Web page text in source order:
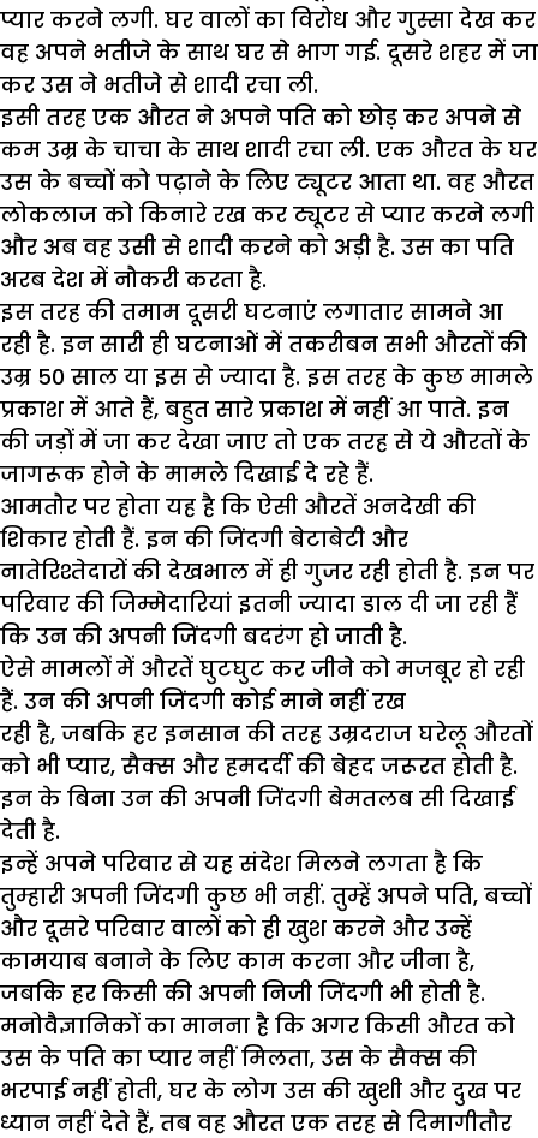
प्यार करने लगी. घर वालों का विरोध और गुस्सा देख कर
वह अपने भतीजे के साथ घर से भाग गई. दूसरे शहर में जा
कर उस ने भतीजे से शादी रचा ली.
इसी तरह एक औरत ने अपने पति को छोड़ कर अपने से
कम उम्र के चाचा के साथ शादी रचा ली. एक औरत के घर
उस के बच्चों को पढ़ाने के लिए ट्यूटर आता था. वह औरत
लोकलाज को किनारे रख कर ट्यूटर से प्यार करने लगी
और अब वह उसी से शादी करने को अड़ी है. उस का पति
अरब देश में नौकरी करता है.
इस तरह की तमाम दूसरी घटनाएं लगातार सामने आ
रही है. इन सारी ही घटनाओं में तकरीबन सभी औरतों की
उम्र 50 साल या इस से ज्यादा है. इस तरह के कुछ मामले
प्रकाश में आते हैं, बहुत सारे प्रकाश में नहीं आ पाते. इन
की जड़ों में जा कर देखा जाए तो एक तरह से ये औरतों के
जागरूक होने के मामले दिखाई दे रहे हैं.
आमतौर पर होता यह है कि ऐसी औरतें अनदेखी की
शिकार होती हैं. इन की जिंदगी बेटाबेटी और
नातेरिश्तेदारों की देखभाल में ही गुजर रही होती है. इन पर
परिवार की जिम्मेदारियां इतनी ज्यादा डाल दी जा रही हैं
कि उन की अपनी जिंदगी बदरंग हो जाती है.
ऐसे मामलों में औरतें घुटघुट कर जीने को मजबूर हो रही
हैं. उन की अपनी जिंदगी कोई माने नहीं रख
रही है, जबकि हर इनसान की तरह उम्रदराज घरेलू औरतों
को भी प्यार, सैक्स और हमदर्दी की बेहद जरूरत होती है.
इन के बिना उन की अपनी जिंदगी बेमतलब सी दिखाई
देती है.
इन्हें अपने परिवार से यह संदेश मिलने लगता है कि
तुम्हारी अपनी जिंदगी कुछ भी नहीं. तुम्हें अपने पति, बच्चों
और दूसरे परिवार वालों को ही खुश करने और उन्हें
कामयाब बनाने के लिए काम करना और जीना है,
जबकि हर किसी की अपनी निजी जिंदगी भी होती है.
मनोवैज्ञानिकों का मानना है कि अगर किसी औरत को
उस के पति का प्यार नहीं मिलता, उस के सैक्स की
भरपाई नहीं होती, घर के लोग उस की खुशी और दुख पर
ध्यान नहीं देते हैं, तब वह औरत एक तरह से दिमागीतौर